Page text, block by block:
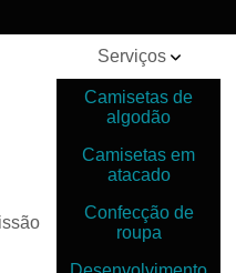
Serviços
Camisetas de
algodão
Camisetas em
atacado
Confecção de
roupa